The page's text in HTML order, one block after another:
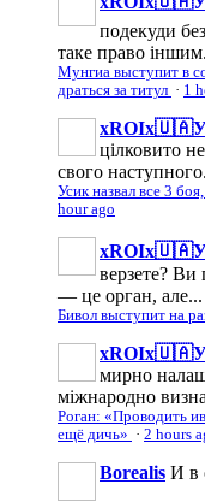
подекуди
таке право
Мунгиа выступит в
драться за титул · 1
цілковито
свого
Усик назвал все 3
hour ago
верзете? Ви
— це орган, але...
Бивол выступит на
мирно
міжнародно
Роган: «Проводить
ещё дичь» · 2 hours
Borealis И в